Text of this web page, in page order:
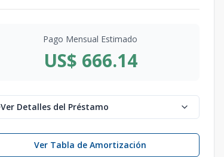
Pago Mensual Estimado
US$ 666.14
Ver Detalles del Préstamo
Ver Tabla de Amortización